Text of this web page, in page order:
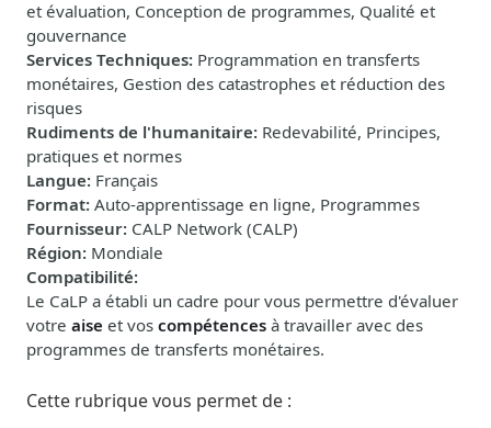
et évaluation, Conception de programmes, Qualité et
gouvernance
Services Techniques: Programmation en transferts
monétaires, Gestion des catastrophes et réduction des
risques
Rudiments de l'humanitaire: Redevabilité, Principes,
pratiques et normes
Langue: Français
Format: Auto-apprentissage en ligne, Programmes
Fournisseur: CALP Network (CALP)
Région: Mondiale
Compatibilité:
Le CaLP a établi un cadre pour vous permettre d'évaluer
votre aise et vos compétences à travailler avec des
programmes de transferts monétaires.
Cette rubrique vous permet de :